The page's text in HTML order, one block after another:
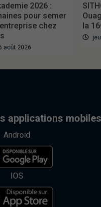
2026 :
pour semer
chez
août 2026
la
applications mobiles
Android
IOS